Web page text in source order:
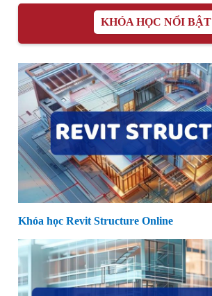
KHÓA HỌC NỔI BẬT
Khóa học Revit Structure Online